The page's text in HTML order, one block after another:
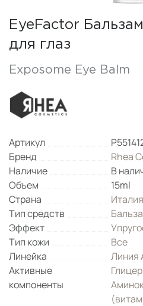
EyeFactor
для глаз
Exposome Eye Balm
Артикул
Бренд
Rhea
Наличие
В
Объем
15ml
Страна
Италия
Тип средств
Эффект
Тип кожи
Все
Линейка
Линия
Активные
компоненты